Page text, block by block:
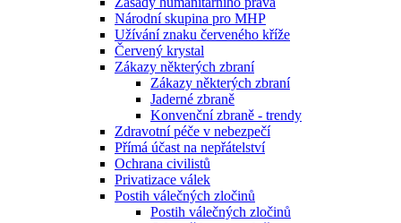
Národní skupina pro MHP
Užívání znaku červeného kříže
Červený krystal
Zákazy některých zbraní
Zákazy některých zbraní
Jaderné zbraně
Konvenční zbraně - trendy
Zdravotní péče v nebezpečí
Přímá účast na nepřátelství
Ochrana civilistů
Privatizace válek
Postih válečných zločinů
Postih válečných zločinů